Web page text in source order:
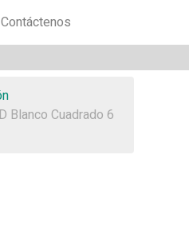
Contáctenos
Blanco Cuadrado 6